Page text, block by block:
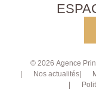
© 2026 Agence
Nos actualités